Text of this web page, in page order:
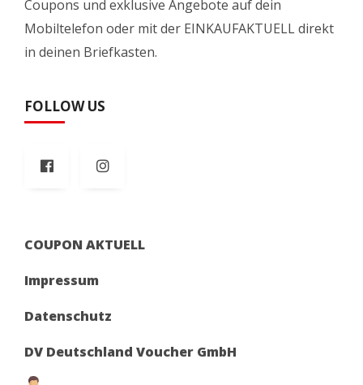
Coupons und exklusive Angebote auf dein
Mobiltelefon oder mit der EINKAUFAKTUELL direkt
in deinen Briefkasten.
FOLLOW US
COUPON AKTUELL
Impressum
Datenschutz
DV Deutschland Voucher GmbH